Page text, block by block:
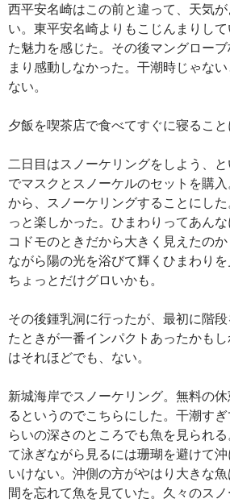
西平安名崎はこの前と違って、天気
い。東平安名崎よりもこじんまりし
た魅力を感じた。その後マングロー
まり感動しなかった。干潮時じゃな
ない。
夕飯を喫茶店で食べてすぐに寝ること
二日目はスノーケリングをしよう、
でマスクとスノーケルのセットを購
から、スノーケリングすることにし
っと楽しかった。ひまわりってあん
コドモのときだから大きく見えたの
ながら陽の光を浴びて輝くひまわり
ちょっとだけグロいかも。
その後鍾乳洞に行ったが、最初に階
たときが一番インパクトあったかも
はそれほどでも、ない。
新城海岸でスノーケリング。無料の
るというのでこちらにした。干潮す
らいの深さのところでも魚を見られ
て泳ぎながら見るには珊瑚を避けて
いけない。沖側の方がやはり大きな
間を忘れて魚を見ていた。久々のス